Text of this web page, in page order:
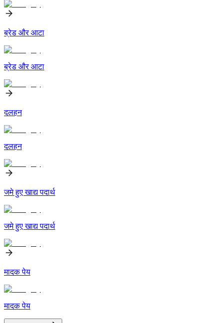
ब्रेड और आटा
ब्रेड और आटा
दलहन
दलहन
जमे हुए खाद्य पदार्थ
जमे हुए खाद्य पदार्थ
मादक पेय
मादक पेय